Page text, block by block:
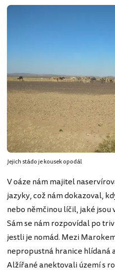
Jejich stádo je kousek opodál
V oáze nám majitel
jazyky, což nám dokazoval,
nebo němčinou líčil, jaké jsou
Sám se nám rozpovídal po
jestli je nomád. Mezi
nepropustná hranice hlídaná
Alžířané anektovali území s